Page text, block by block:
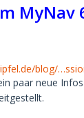
MyNav
blog/
paar neue